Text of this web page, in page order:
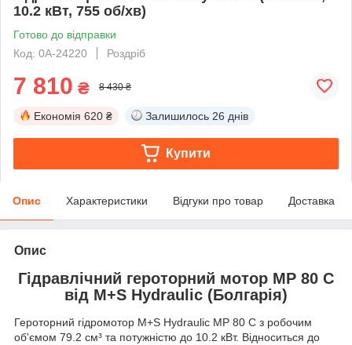
10.2 кВт, 755 об/хв)
Готово до відправки
Код: 0А-24220
Роздріб
7 810 ₴ 8 430 ₴
Економія 620 ₴ Залишилось 26 днів
Купити
Опис Характеристики Відгуки про товар Доставка
Опис
Гідравлічний героторний мотор MP 80 C
від M+S Hydraulic (Болгарія)
Героторний гідромотор M+S Hydraulic MP 80 C з робочим
об'ємом 79.2 см³ та потужністю до 10.2 кВт. Відноситься до